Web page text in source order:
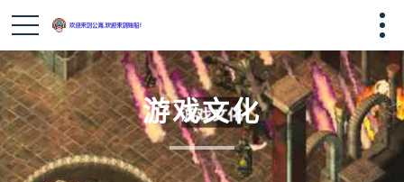
游戏文化